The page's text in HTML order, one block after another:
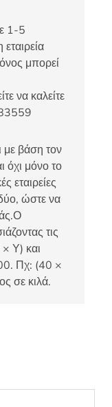
1-5
μπορεί
να καλείτε
με βάση τον
όχι μόνο το
εταιρείες
ώστε να
τις
Υ) και
Πχ: (40 ×
σε κιλά.